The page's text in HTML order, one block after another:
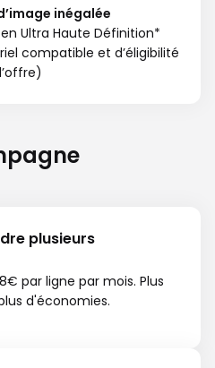
inégalée
Ultra Haute Définition*
compatible et d’éligibilité
plusieurs
par ligne par mois. Plus
d'économies.